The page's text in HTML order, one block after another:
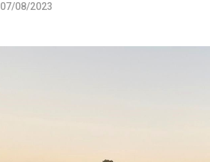
07/08/2023